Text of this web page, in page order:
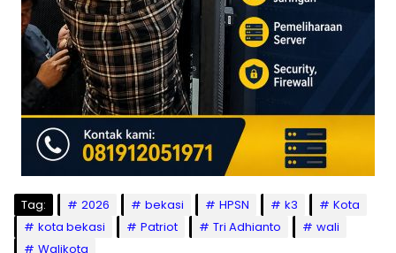
Tag: 2026 bekasi HPSN k3
Kota
kota bekasi
Patriot Tri Adhianto
wali
Walikota